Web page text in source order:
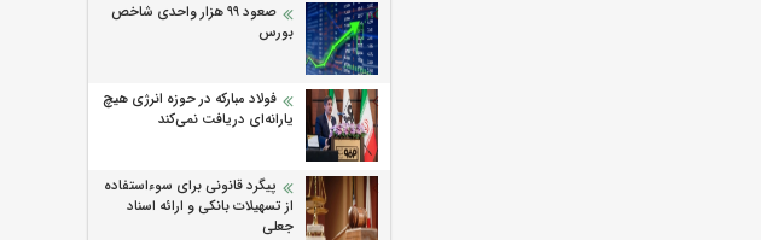
صعود ۹۹ هزار واحدی شاخص
بورس
فولاد مبارکه در حوزه انرژی هیچ
یارانه‌ای دریافت نمی‌کند
پیگرد قانونی برای سوءاستفاده
از تسهیلات بانکی و ارائه اسناد
جعلی